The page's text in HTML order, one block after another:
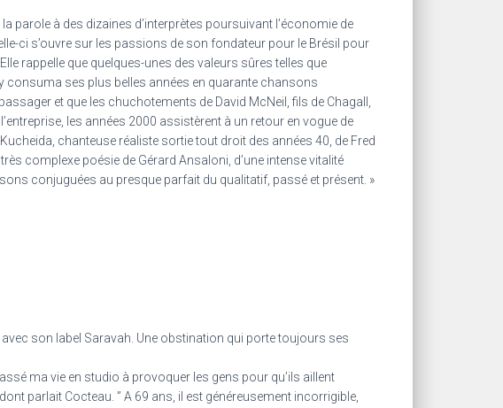
parole à des dizaines d’interprètes poursuivant l’économie de
ci s’ouvre sur les passions de son fondateur pour le Brésil pour
rappelle que quelques-unes des valeurs sûres telles que
consuma ses plus belles années en quarante chansons
et que les chuchotements de David McNeil, fils de Chagall,
les années 2000 assistèrent à un retour en vogue de
chanteuse réaliste sortie tout droit des années 40, de Fred
complexe poésie de Gérard Ansaloni, d’une intense vitalité
conjuguées au presque parfait du qualitatif, passé et présent. »
son label Saravah. Une obstination qui porte toujours ses
ma vie en studio à provoquer les gens pour qu’ils aillent
parlait Cocteau. ” A 69 ans, il est généreusement incorrigible,